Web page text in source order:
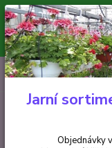
Minimální
V tuto chvíli již hlavní
nejpozději v
+420 602 223 614
Jarní
Objednávky